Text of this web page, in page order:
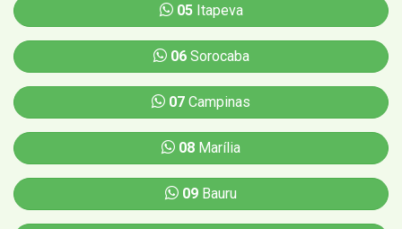
05Itapeva
06Sorocaba
07 Campinas
08 Marília
09 Bauru